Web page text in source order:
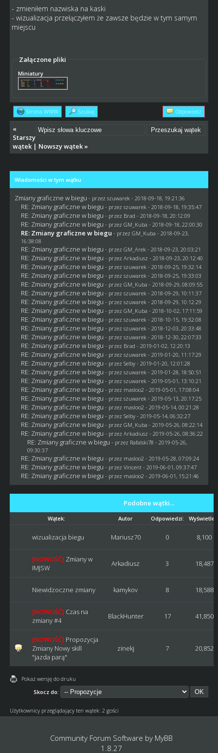
- zmieniłem nazwiska na kaski
- wizualizacja przełączyłem że zawsze będzie w tym samym
miejscu
Załączone pliki
Miniatury
Strona WWW Szukaj Odpowiedz
«
Starszy
wątek| Nowszy wątek»
Wiadomości w tym wątku
Zmiany graficzne w biegu - przez szuwarek - 2018-09-18, 19:21:36
RE: Zmiany graficzne w biegu - przez szuwarek - 2018-09-18, 19:35:47
RE: Zmiany graficzne w biegu - przez Brad - 2018-09-18, 20:12:09
RE: Zmiany graficzne w biegu - przez GM_Kuba - 2018-09-18, 22:00:30
RE: Zmiany graficzne w biegu - przez GM_Kuba - 2018-09-23,
16:38:08
RE: Zmiany graficzne w biegu - przez GM_Arek - 2018-09-23, 20:03:21
RE: Zmiany graficzne w biegu - przez Arkadiusz - 2018-09-23, 20:12:40
RE: Zmiany graficzne w biegu - przez szuwarek - 2018-09-25, 19:32:14
RE: Zmiany graficzne w biegu - przez szuwarek - 2018-09-25, 19:33:03
RE: Zmiany graficzne w biegu - przez GM_Kuba - 2018-09-29, 08:09:55
RE: Zmiany graficzne w biegu - przez szuwarek - 2018-09-29, 10:11:37
RE: Zmiany graficzne w biegu - przez szuwarek - 2018-09-29, 10:12:29
RE: Zmiany graficzne w biegu - przez GM_Kuba - 2018-10-02, 17:11:59
RE: Zmiany graficzne w biegu - przez szuwarek - 2018-10-15, 19:32:08
RE: Zmiany graficzne w biegu - przez szuwarek - 2018-12-03, 20:33:48
RE: Zmiany graficzne w biegu - przez szuwarek - 2018-12-30, 22:07:33
RE: Zmiany graficzne w biegu - przez Brad - 2019-01-02, 12:20:13
RE: Zmiany graficzne w biegu - przez szuwarek - 2019-01-20, 11:17:29
RE: Zmiany graficzne w biegu - przez Selby- 2019-01-20, 12:01:28
RE: Zmiany graficzne w biegu - przez szuwarek - 2019-01-28, 18:50:51
RE: Zmiany graficzne w biegu - przez szuwarek - 2019-05-01, 13:10:21
RE: Zmiany graficzne w biegu - przez masloo2 - 2019-05-01, 17:08:04
RE: Zmiany graficzne w biegu - przez szuwarek - 2019-05-13, 20:17:25
RE: Zmiany graficzne w biegu - przez masloo2 - 2019-05-14, 00:21:28
RE: Zmiany graficzne w biegu - przez Selby- 2019-05-14, 06:32:27
RE: Zmiany graficzne w biegu - przez GM_Kuba - 2019-05-26, 08:22:14
RE: Zmiany graficzne w biegu - przez Arkadiusz - 2019-05-26, 08:36:22
RE: Zmiany graficzne w biegu - przez Rafalski78 - 2019-05-26,
09:30:37
RE: Zmiany graficzne w biegu - przez masloo2 - 2019-05-28, 07:09:24
RE: Zmiany graficzne w biegu - przez Vincent- 2019-06-01, 09:37:47
RE: Zmiany graficzne w biegu - przez masloo2 - 2019-06-01, 15:21:46
Podobne wątki…
Wątek: Autor Odpowiedzi:
wizualizacja biegu Mariusz70 0 8,100
[NOWOŚĆ] Zmiany w
IMJSW
Arkadiusz 3 18,487
Niewidzoczne zmiany kamykov 8 18,588
[NOWOŚĆ] Czas na
zmiany #4
BlackHunter 17 41,850
[NOWOŚĆ] Propozycja
Zmiany Nowy skill
"jazda parą"
zinekj 7 20,852
Pokaż wersję do druku
Skocz do:
Użytkownicy przeglądający ten wątek: 2 gości
Community Forum Software by MyBB
1.8.27